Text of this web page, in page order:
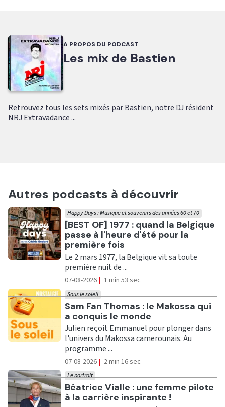
A PROPOS DU PODCAST
Les mix de Bastien
Retrouvez tous les sets mixés par Bastien, notre DJ résident
NRJ Extravadance ...
Autres podcasts à découvrir
Ecouter
[BEST OF] 1977 : quand la Belgique
passe à l'heure d'été pour la
première fois
Happy Days : Musique et souvenirs des années 60 et 70
Le 2 mars 1977, la Belgique vit sa toute
première nuit de ...
07-08-2026 | 1 min 53 sec
Ecouter
Sam Fan Thomas : le Makossa qui
a conquis le monde
Sous le soleil
Julien reçoit Emmanuel pour plonger dans
l'univers du Makossa camerounais. Au
programme ...
07-08-2026 | 2 min 16 sec
Ecouter
Béatrice Vialle : une femme pilote
à la carrière inspirante !
Le portrait